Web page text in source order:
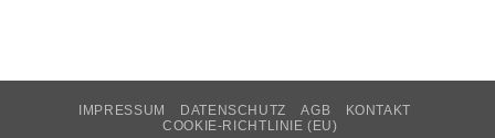
IMPRESSUM DATENSCHUTZ AGB
KONTAKT
COOKIE-RICHTLINIE (EU)